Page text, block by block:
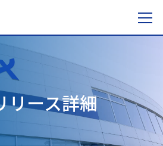
リース詳細